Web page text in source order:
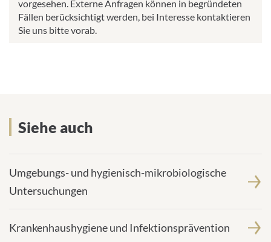
vorgesehen. Externe Anfragen können in begründeten
Fällen berücksichtigt werden, bei Interesse kontaktieren
Sie uns bitte vorab.
Siehe auch
Umgebungs- und hygienisch-mikrobiologische
Untersuchungen
Krankenhaushygiene und Infektionsprävention